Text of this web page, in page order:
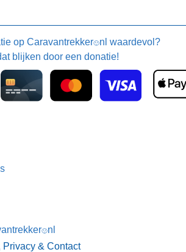
op Caravantrekker🙂nl waardevol?
blijken door een donatie!
🙂nl
& Contact